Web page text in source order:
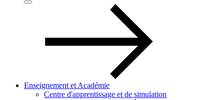
Enseignement et Académie
Centre d'apprentissage et de simulation